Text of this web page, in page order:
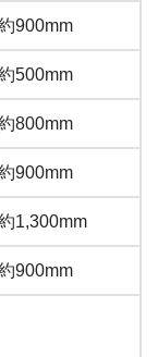
900mm
500mm
800mm
900mm
1,300mm
900mm